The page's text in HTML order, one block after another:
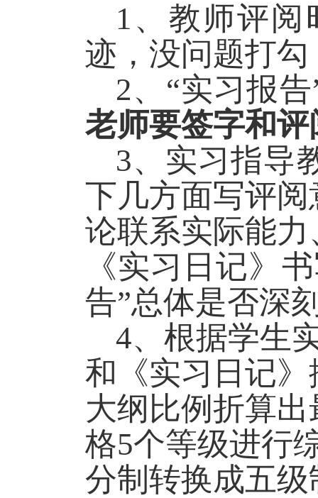
1 、教师评阅
迹，没问题打
2、 “实习报告
老师要签字和评
3、实习指导
下几方面写评
论联系实际能
《实习日记》
告”总体是否深
4、根据学生
和《实习日记
大纲比例折算
格5个等级进行
分制转换成五